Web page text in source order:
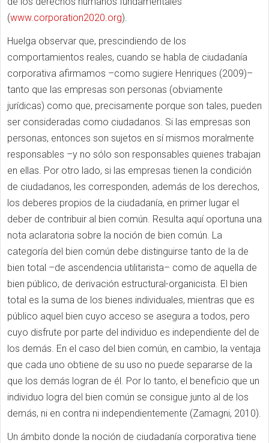
(www.corporation2020.org).
Huelga observar que, prescindiendo de los
comportamientos reales, cuando se habla de ciudadanía
corporativa afirmamos –como sugiere Henriques (2009)–
tanto que las empresas son personas (obviamente
jurídicas) como que, precisamente porque son tales, pueden
ser consideradas como ciudadanos. Si las empresas son
personas, entonces son sujetos en sí mismos moralmente
responsables –y no sólo son responsables quienes trabajan
en ellas. Por otro lado, si las empresas tienen la condición
de ciudadanos, les corresponden, además de los derechos,
los deberes propios de la ciudadanía, en primer lugar el
deber de contribuir al bien común. Resulta aquí oportuna una
nota aclaratoria sobre la noción de bien común. La
categoría del bien común debe distinguirse tanto de la de
bien total –de ascendencia utilitarista– como de aquella de
bien público, de derivación estructural-organicista. El bien
total es la suma de los bienes individuales, mientras que es
público aquel bien cuyo acceso se asegura a todos, pero
cuyo disfrute por parte del individuo es independiente del de
los demás. En el caso del bien común, en cambio, la ventaja
que cada uno obtiene de su uso no puede separarse de la
que los demás logran de él. Por lo tanto, el beneficio que un
individuo logra del bien común se consigue junto al de los
demás, ni en contra ni independientemente (Zamagni, 2010).
Un ámbito donde la noción de ciudadanía corporativa tiene